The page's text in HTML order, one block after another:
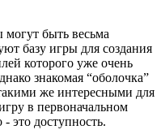
быть весьма
базу игры для создания
которого уже очень
знакомая “оболочка”
же интересными для
в первоначальном
это доступность.